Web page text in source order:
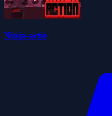
Ninja-actie